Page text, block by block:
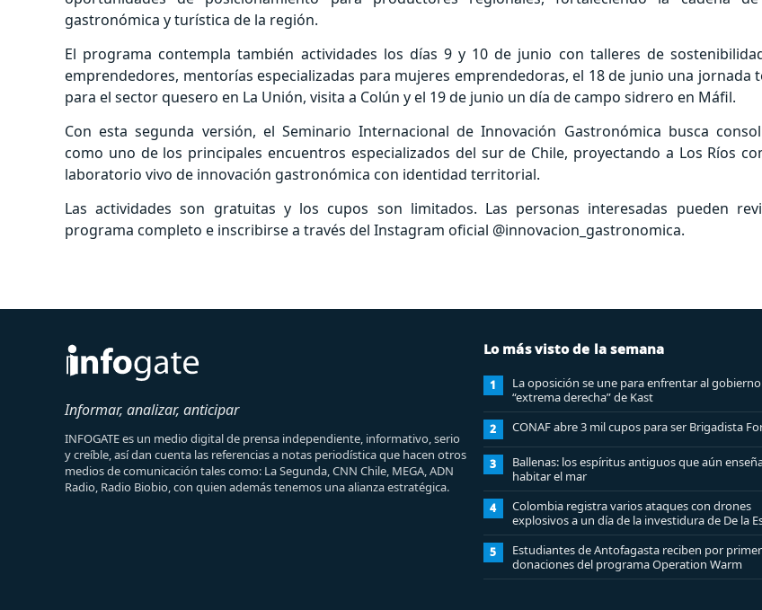
gastronómica y turística de la región.
El programa contempla también actividades los días 9 y 10 de junio con talleres de
emprendedores, mentorías especializadas para mujeres emprendedoras, el 18 de junio una jornada
para el sector quesero en La Unión, visita a Colún y el 19 de junio un día de campo sidrero en Máfil.
Con esta segunda versión, el Seminario Internacional de Innovación Gastronómica busca
como uno de los principales encuentros especializados del sur de Chile, proyectando a Los Ríos
laboratorio vivo de innovación gastronómica con identidad territorial.
Las actividades son gratuitas y los cupos son limitados. Las personas interesadas pueden
programa completo e inscribirse a través del Instagram oficial @innovacion_gastronomica.
Informar, analizar, anticipar
INFOGATE es un medio digital de prensa independiente, informativo, serio
y creíble, así dan cuenta las referencias a notas periodística que hacen otros
medios de comunicación tales como: La Segunda, CNN Chile, MEGA, ADN
Radio, Radio Biobio, con quien además tenemos una alianza estratégica.
Lo más visto de la semana
1
La oposición se une para enfrentar al
“extrema derecha” de Kast
2 CONAF abre 3 mil cupos para ser Brigadista
3
Ballenas: los espíritus antiguos que aún
habitar el mar
4
Colombia registra varios ataques con drones
explosivos a un día de la investidura de De la
un policía muerto
5
Estudiantes de Antofagasta reciben por
donaciones del programa Operation Warm